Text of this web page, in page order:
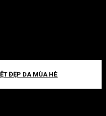
ĐẸP DA MÙA HÈ